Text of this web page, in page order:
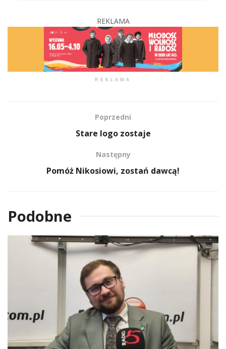
REKLAMA
REKLAMA
Poprzedni
Stare logo zostaje
Następny
Pomóż Nikosiowi, zostań dawcą!
Podobne